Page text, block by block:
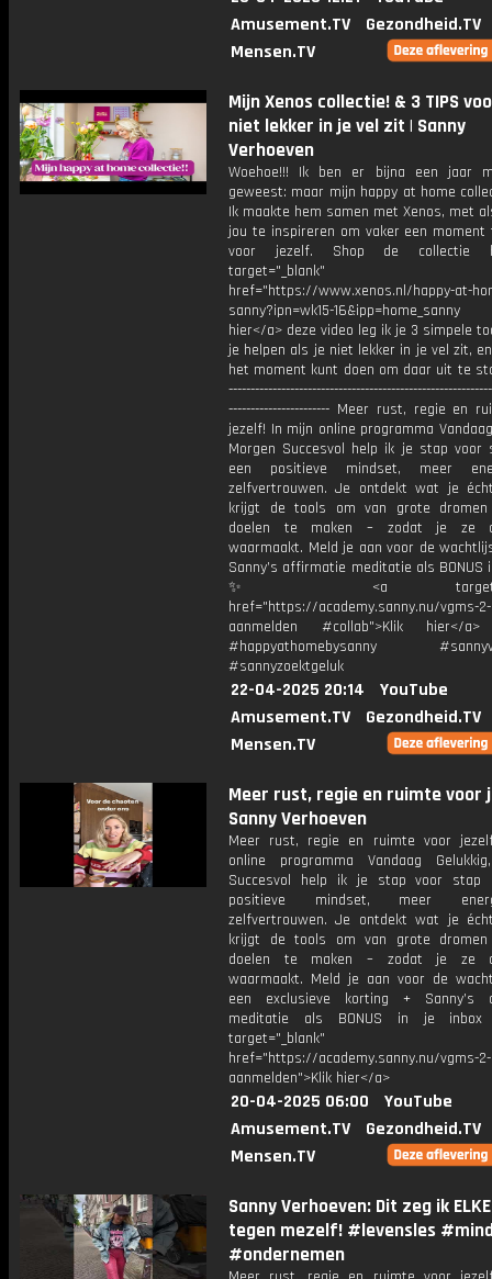
Amusement.TV
Gezondheid.TV
Mensen.TV
Mijn Xenos collectie! & 3 TIPS
niet lekker in je vel zit | Sanny
Verhoeven
Woehoe!!! Ik ben er bijna een jaar
geweest: maar mijn happy at home
Ik maakte hem samen met Xenos, met
jou te inspireren om vaker een moment
voor jezelf. Shop de collectie
target="_blank"
href="https://www.xenos.nl/happy-at-
sanny?ipn=wk15-
hier</a> deze video leg ik je 3 simpele
je helpen als je niet lekker in je vel zit,
het moment kunt doen om daar uit te
----------------------- Meer rust, regie en
jezelf! In mijn online programma
Morgen Succesvol help ik je stap voor
een positieve mindset, meer
zelfvertrouwen. Je ontdekt wat je
krijgt de tools om van grote dromen
doelen te maken – zodat je ze
waarmaakt. Meld je aan voor de
Sanny’s affirmatie meditatie als BONUS
✨ <a
href="https://academy.sanny.nu/vgms-2-
aanmelden #collab">Klik hier</
#happyathomebysanny
#sannyzoektgeluk
22-04-2025 20:14
YouTube
Amusement.TV
Gezondheid.TV
Mensen.TV
Meer rust, regie en ruimte voor
Sanny Verhoeven
Meer rust, regie en ruimte voor
online programma Vandaag
Succesvol help ik je stap voor stap
positieve mindset, meer
zelfvertrouwen. Je ontdekt wat je
krijgt de tools om van grote dromen
doelen te maken – zodat je ze
waarmaakt. Meld je aan voor de
een exclusieve korting + Sanny’s
meditatie als BONUS in je
target="_blank"
href="https://academy.sanny.nu/vgms-2-
aanmelden">Klik hier</a>
20-04-2025 06:00
YouTube
Amusement.TV
Gezondheid.TV
Mensen.TV
Sanny Verhoeven: Dit zeg ik ELKE
tegen mezelf! #levensles
#ondernemen